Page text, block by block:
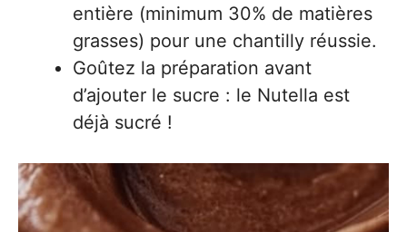
entière (minimum 30% de matières
grasses) pour une chantilly réussie.
Goûtez la préparation avant
d’ajouter le sucre : le Nutella est
déjà sucré !